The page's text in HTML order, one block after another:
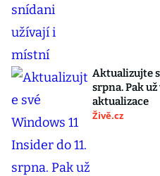
Aktualizujte
srpna. Pak
aktualizace
Živě.cz